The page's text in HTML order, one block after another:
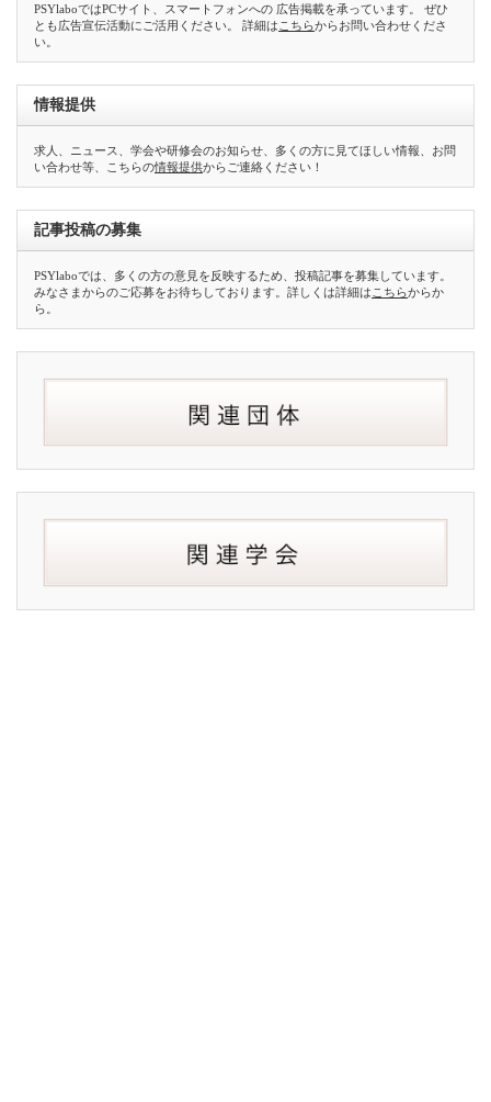
PSYlaboではPCサイト、スマートフォンへの 広告掲載を承っています。 ぜひ
とも広告宣伝活動にご活用ください。 詳細はこちらからお問い合わせくださ
い。
情報提供
求人、ニュース、学会や研修会のお知らせ、多くの方に見てほしい情報、お問
い合わせ等、こちらの情報提供からご連絡ください！
記事投稿の募集
PSYlaboでは、多くの方の意見を反映するため、投稿記事を募集しています。
みなさまからのご応募をお待ちしております。詳しくは詳細はこちらからか
ら。